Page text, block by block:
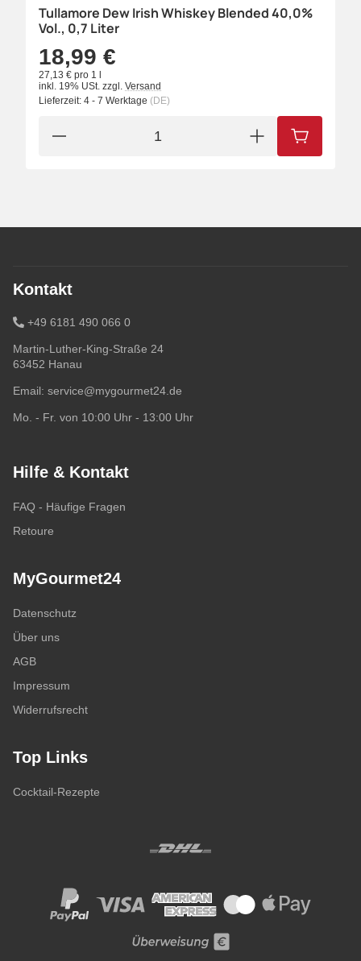
Tullamore Dew Irish Whiskey Blended 40,0%
Vol., 0,7 Liter
18,99 €
27,13 € pro 1 l
inkl. 19% USt. zzgl. Versand
Lieferzeit: 4 - 7 Werktage (DE)
IN DEN
Kontakt
+49 6181 490 066 0
Martin-Luther-King-Straße 24
63452 Hanau
Email: service@mygourmet24.de
Mo. - Fr. von 10:00 Uhr - 13:00 Uhr
Hilfe & Kontakt
FAQ - Häufige Fragen
Retoure
MyGourmet24
Datenschutz
Über uns
AGB
Impressum
Widerrufsrecht
Top Links
Cocktail-Rezepte